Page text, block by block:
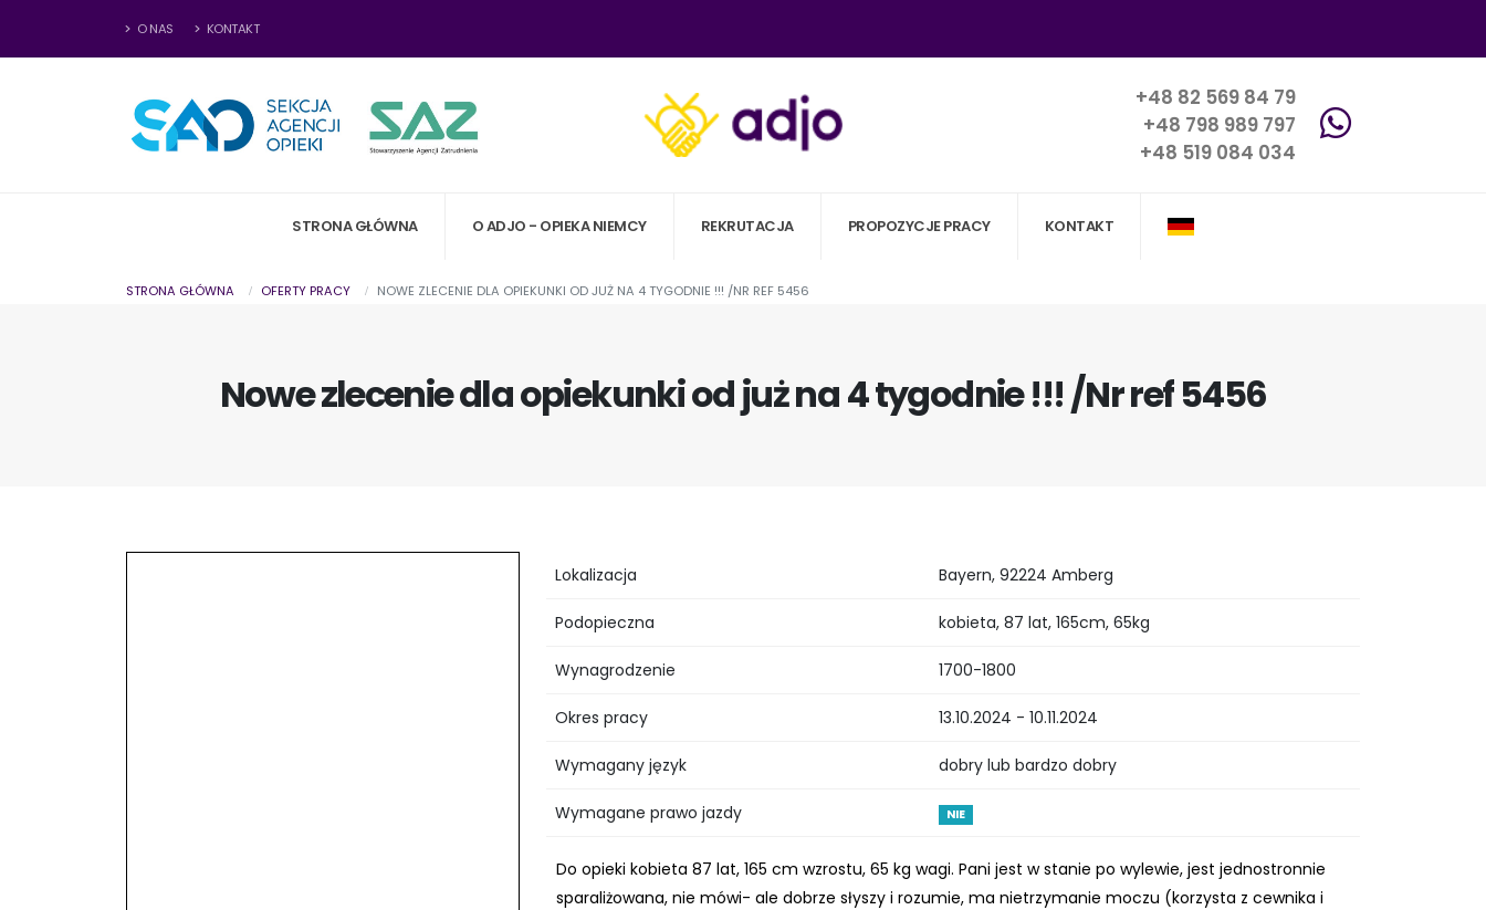
O NAS KONTAKT
+48 82 569 84 79
+48 798 989 797
+48 519 084 034
STRONA GŁÓWNA O ADJO - OPIEKA NIEMCY REKRUTACJA PROPOZYCJE PRACY KONTAKT
STRONA GŁÓWNA OFERTY PRACY NOWE ZLECENIE DLA OPIEKUNKI OD JUŻ NA 4 TYGODNIE !!! /NR REF 5456
Nowe zlecenie dla opiekunki od już na 4 tygodnie !!! /Nr ref 5456
Lokalizacja Bayern, 92224 Amberg
Podopieczna kobieta, 87 lat, 165cm, 65kg
Wynagrodzenie 1700-1800
Okres pracy 13.10.2024 - 10.11.2024
Wymagany język dobry lub bardzo dobry
Wymagane prawo jazdy NIE
Do opieki kobieta 87 lat, 165 cm wzrostu, 65 kg wagi. Pani jest w stanie po wylewie, jest jednostronnie
sparaliżowana, nie mówi- ale dobrze słyszy i rozumie, ma nietrzymanie moczu (korzysta z cewnika i